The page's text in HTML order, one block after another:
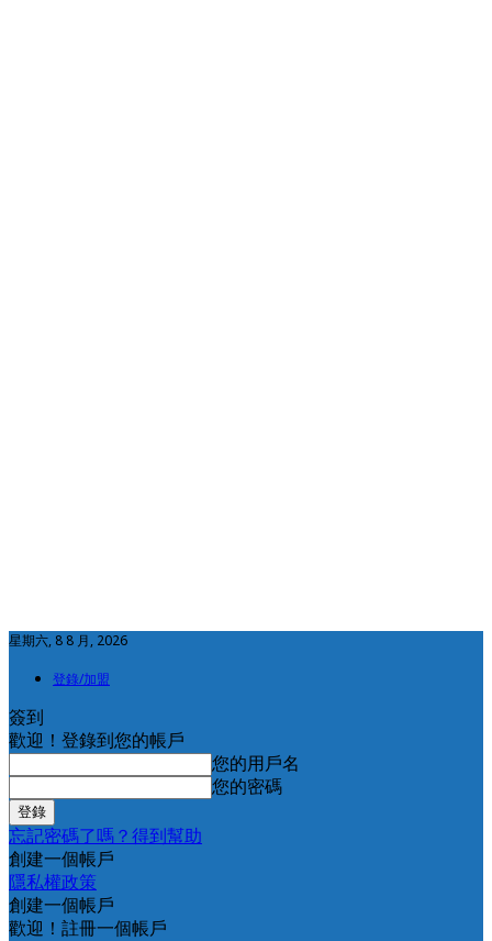
星期六, 8 8 月, 2026
登錄/加盟
簽到
歡迎！登錄到您的帳戶
您的用戶名
您的密碼
忘記密碼了嗎？得到幫助
創建一個帳戶
隱私權政策
創建一個帳戶
歡迎！註冊一個帳戶